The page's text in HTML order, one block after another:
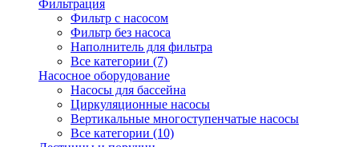
Фильтрация
Фильтр с насосом
Фильтр без насоса
Наполнитель для фильтра
Все категории (7)
Насосное оборудование
Насосы для бассейна
Циркуляционные насосы
Вертикальные многоступенчатые насосы
Все категории (10)